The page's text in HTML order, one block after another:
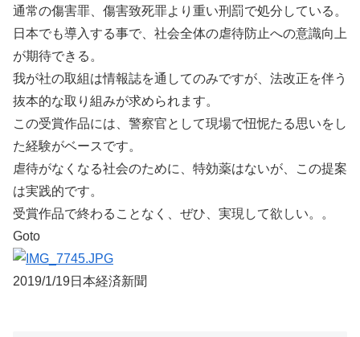
通常の傷害罪、傷害致死罪より重い刑罰で処分している。
日本でも導入する事で、社会全体の虐待防止への意識向上
が期待できる。
我が社の取組は情報誌を通してのみですが、法改正を伴う
抜本的な取り組みが求められます。
この受賞作品には、警察官として現場で忸怩たる思いをし
た経験がベースです。
虐待がなくなる社会のために、特効薬はないが、この提案
は実践的です。
受賞作品で終わることなく、ぜひ、実現して欲しい。。
Goto
2019/1/19日本経済新聞